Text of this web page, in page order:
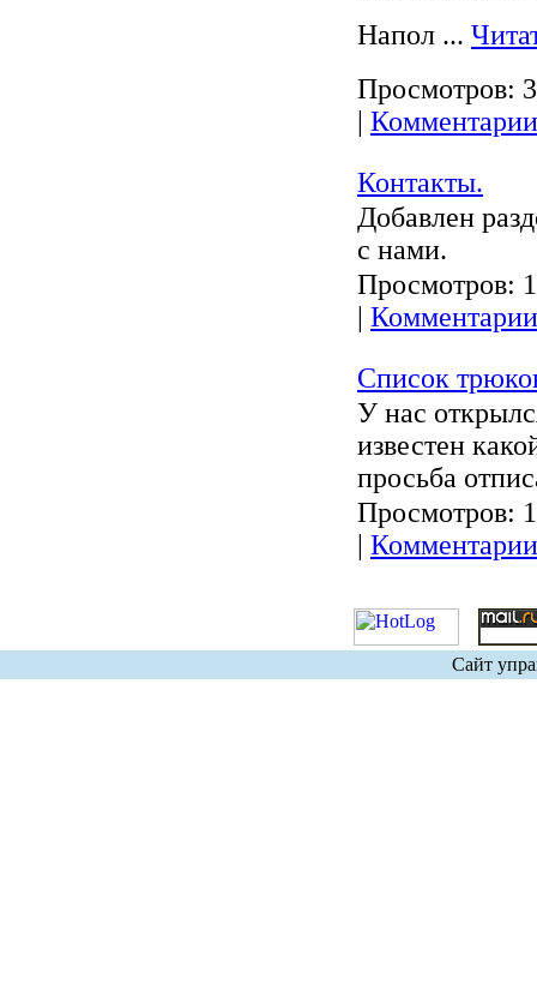
Напол ...
Просмотров:
|
Контакты.
Добавлен
с нами.
Просмотров:
|
Список
У нас
известен
просьба
Просмотров:
|
Сайт